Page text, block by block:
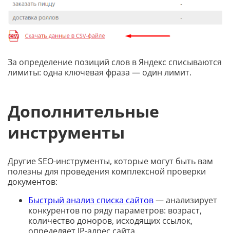
За определение позиций слов в Яндекс списываются
лимиты: одна ключевая фраза — один лимит.
Дополнительные
инструменты
Другие SEO-инструменты, которые могут быть вам
полезны для проведения комплексной проверки
документов:
Быстрый анализ списка сайтов— анализирует
конкурентов по ряду параметров: возраст,
количество доноров, исходящих ссылок,